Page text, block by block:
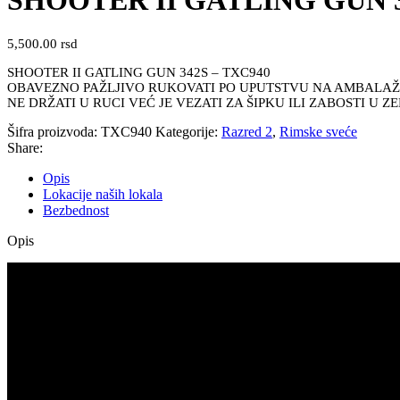
5,500.00 rsd
SHOOTER II GATLING GUN 342S – TXC940
OBAVEZNO PAŽLJIVO RUKOVATI PO UPUTSTVU NA
NE DRŽATI U RUCI VEĆ JE VEZATI ZA ŠIPKU ILI ZABOSTI U
Šifra proizvoda: TXC940 Kategorije: Razred 2, Rimske sveće
Share:
Opis
Lokacije naših lokala
Bezbednost
Opis